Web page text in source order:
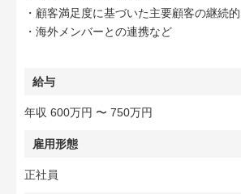
・顧客満足度に基づいた主要顧客の継続
・海外メンバーとの連携など
給与
年収 600万円 〜 750万円
雇用形態
正社員